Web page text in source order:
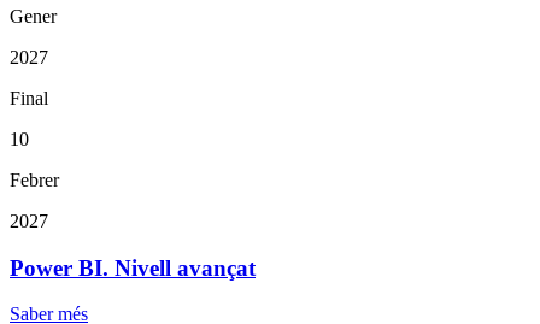
Gener
2027
Final
10
Febrer
2027
Power BI. Nivell avançat
Saber més